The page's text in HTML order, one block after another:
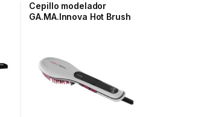
Cepillo modelador
GA.MA.Innova Hot Brush